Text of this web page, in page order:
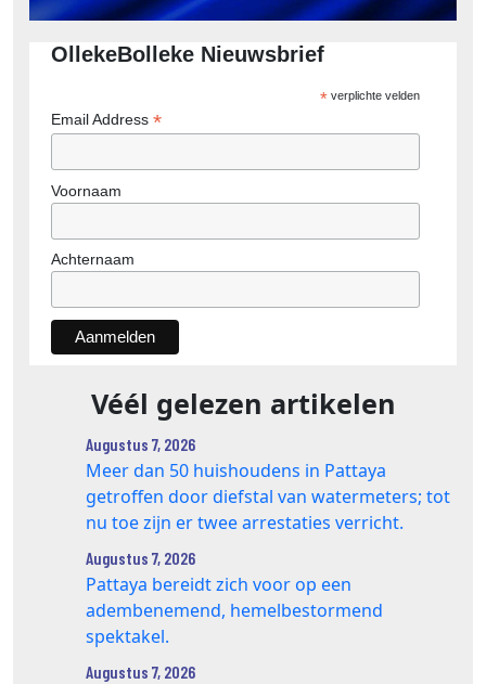
OllekeBolleke Nieuwsbrief
*verplichte velden
Email Address *
Voornaam
Achternaam
Véél gelezen artikelen
Augustus 7, 2026
Meer dan 50 huishoudens in Pattaya
getroffen door diefstal van watermeters; tot
nu toe zijn er twee arrestaties verricht.
Augustus 7, 2026
Pattaya bereidt zich voor op een
adembenemend, hemelbestormend
spektakel.
Augustus 7, 2026